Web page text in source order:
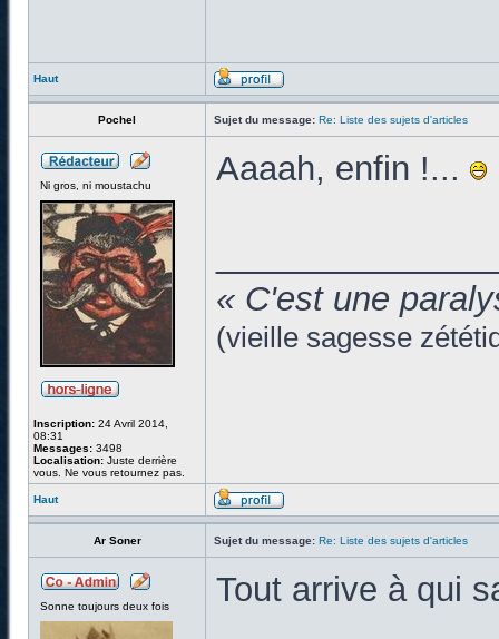
Haut
Pochel Sujet du message: Re: Liste des sujets d'articles
Ni gros, ni moustachu
Inscription: 24 Avril 2014,
08:31
Messages: 3498
Localisation: Juste derrière
vous. Ne vous retournez pas.
Aaaah, enfin !...
« C'est une
(vieille sagesse
Haut
Ar Soner Sujet du message: Re: Liste des sujets d'articles
Sonne toujours deux fois Tout arrive à qui